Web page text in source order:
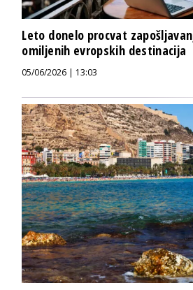
Leto donelo procvat
omiljenih evropskih destinacija
05/06/2026 | 13:03